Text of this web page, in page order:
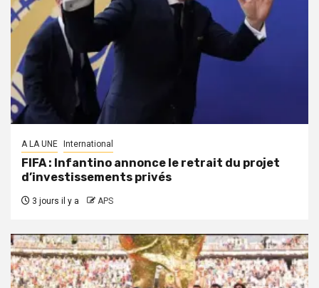
A LA UNE International
FIFA : Infantino annonce le retrait du projet
d’investissements privés
3 jours il y a APS